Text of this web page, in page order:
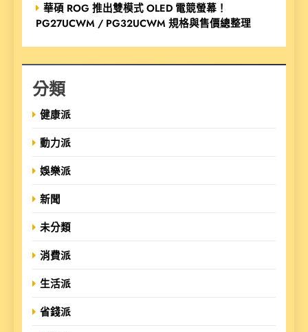
華碩 ROG 推出雙模式 OLED 電競螢幕！
PG27UCWM / PG32UCWM 規格與售價總整理
分類
健康派
動力派
娛樂派
新聞
未分類
消費派
生活派
省錢派